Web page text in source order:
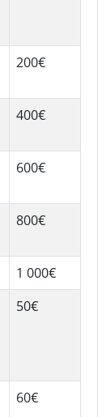
200€
400€
600€
800€
1 000€
50€
60€